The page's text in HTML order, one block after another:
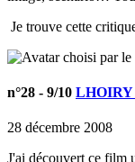
Je trouve cette
n°28 - 9/10 LHOIRY
28 décembre 2008
J'ai découvert ce film